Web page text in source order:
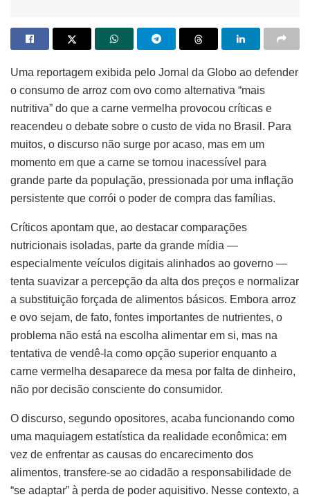
Uma reportagem exibida pelo Jornal da Globo ao defender
o consumo de arroz com ovo como alternativa “mais
nutritiva” do que a carne vermelha provocou críticas e
reacendeu o debate sobre o custo de vida no Brasil. Para
muitos, o discurso não surge por acaso, mas em um
momento em que a carne se tornou inacessível para
grande parte da população, pressionada por uma inflação
persistente que corrói o poder de compra das famílias.
Críticos apontam que, ao destacar comparações
nutricionais isoladas, parte da grande mídia —
especialmente veículos digitais alinhados ao governo —
tenta suavizar a percepção da alta dos preços e normalizar
a substituição forçada de alimentos básicos. Embora arroz
e ovo sejam, de fato, fontes importantes de nutrientes, o
problema não está na escolha alimentar em si, mas na
tentativa de vendê-la como opção superior enquanto a
carne vermelha desaparece da mesa por falta de dinheiro,
não por decisão consciente do consumidor.
O discurso, segundo opositores, acaba funcionando como
uma maquiagem estatística da realidade econômica: em
vez de enfrentar as causas do encarecimento dos
alimentos, transfere-se ao cidadão a responsabilidade de
“se adaptar” à perda de poder aquisitivo. Nesse contexto, a